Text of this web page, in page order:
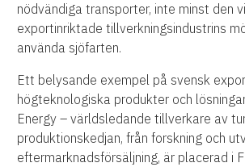
nödvändiga transporter, inte minst den
exportinriktade tillverkningsindustrins
använda sjöfarten.
Ett belysande exempel på svensk
högteknologiska produkter och
Energy – världsledande tillverkare av
produktionskedjan, från forskning och
eftermarknadsförsäljning, är placerad i